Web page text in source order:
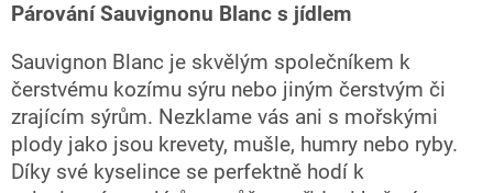
Párování Sauvignonu Blanc s jídlem
Sauvignon Blanc je skvělým společníkem k
čerstvému kozímu sýru nebo jiným čerstvým či
zrajícím sýrům. Nezklame vás ani s mořskými
plody jako jsou krevety, mušle, humry nebo ryby.
Díky své kyselince se perfektně hodí k